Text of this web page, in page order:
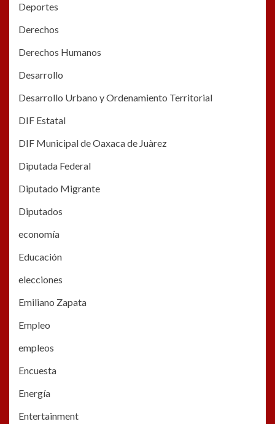
Deportes
Derechos
Derechos Humanos
Desarrollo
Desarrollo Urbano y Ordenamiento Territorial
DIF Estatal
DIF Municipal de Oaxaca de Juàrez
Diputada Federal
Diputado Migrante
Diputados
economía
Educación
elecciones
Emiliano Zapata
Empleo
empleos
Encuesta
Energía
Entertainment